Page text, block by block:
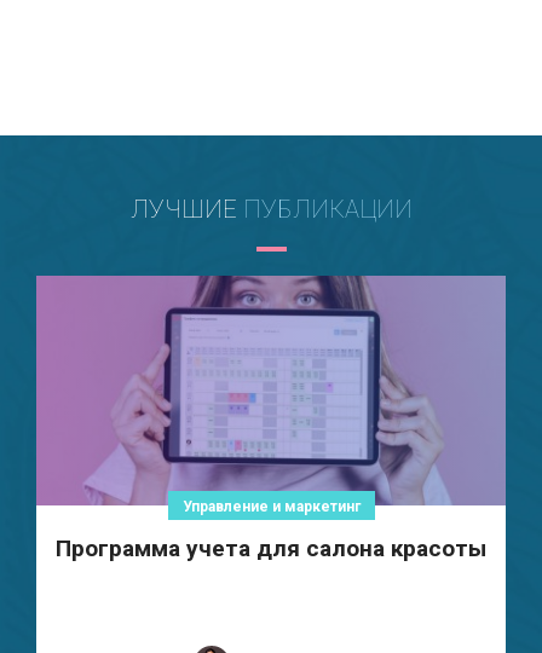
ЛУЧШИЕ ПУБЛИКАЦИИ
Управление и маркетинг
Программа учета для салона красоты